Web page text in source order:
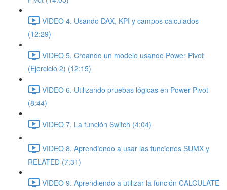
VIDEO 4. Usando DAX, KPI y campos calculados
(12:29)
VIDEO 5. Creando un modelo usando Power Pivot
(Ejercicio 2) (12:15)
VIDEO 6. Utilizando pruebas lógicas en Power Pivot
(8:44)
VIDEO 7. La función Switch (4:04)
VIDEO 8. Aprendiendo a usar las funciones SUMX y
RELATED (7:31)
VIDEO 9. Aprendiendo a utilizar la función CALCULATE